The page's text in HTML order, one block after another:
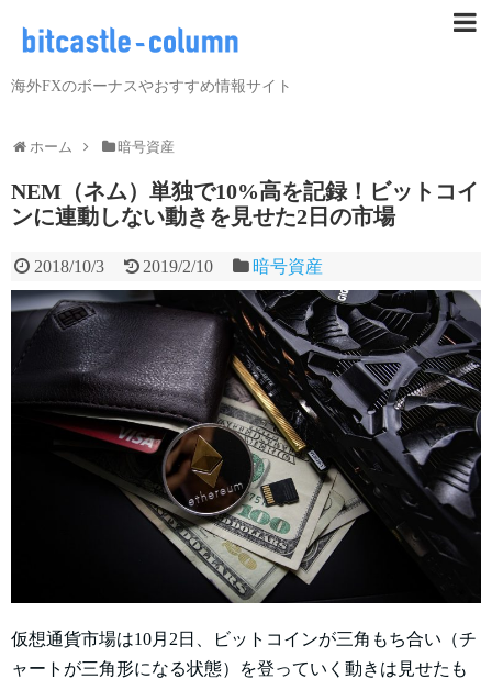
海外FXのボーナスやおすすめ情報サイト
ホーム 暗号資産
NEM（ネム）単独で10%高を記録！ビットコイ
ンに連動しない動きを見せた2日の市場
2018/10/3 2019/2/10 暗号資産
仮想通貨市場は10月2日、ビットコインが三角もち合い（チ
ャートが三角形になる状態）を登っていく動きは見せたも